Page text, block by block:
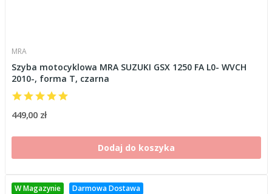
MRA
Szyba motocyklowa MRA SUZUKI GSX 1250 FA L0- WVCH
2010-, forma T, czarna
449,00 zł
Dodaj do koszyka
W Magazynie Darmowa Dostawa